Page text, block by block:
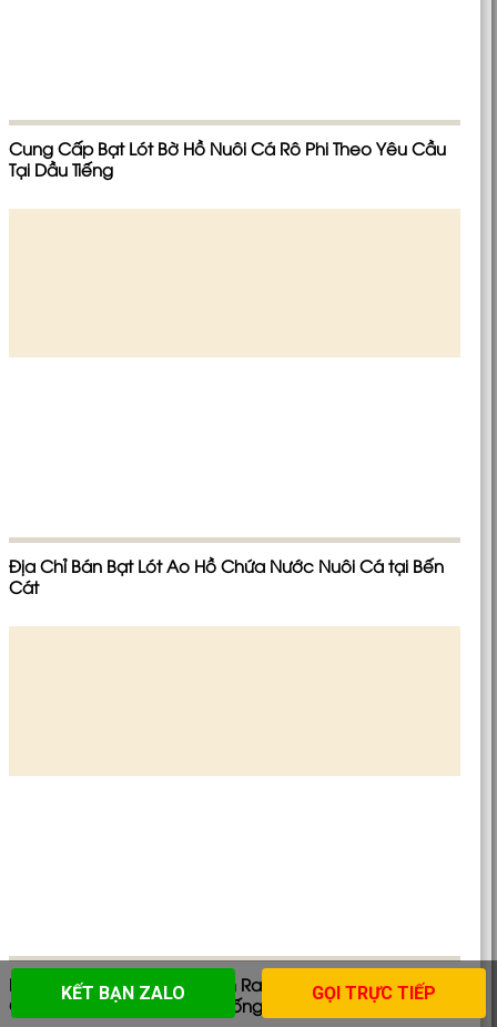
Cung Cấp Bạt Lót Bờ Hồ Nuôi Cá Rô Phi Theo Yêu Cầu
Tại Dầu Tiếng
Địa Chỉ Bán Bạt Lót Ao Hồ Chứa Nước Nuôi Cá tại Bến
Cát
Bạt Nhựa Lót Ao Hồ Tại Cam Ranh: Tiêu Chuẩn DEM
Chất Lượng & Giải Pháp Chống Thấm Bền Vững
KẾT BẠN ZALO GỌI TRỰC TIẾP